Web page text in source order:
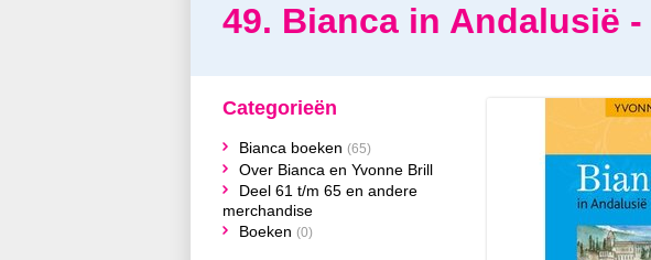
49. Bianca in Andalusië
Categorieën
Bianca boeken (65)
Over Bianca en Yvonne Brill
Deel 61 t/m 65 en andere
merchandise
Boeken (0)